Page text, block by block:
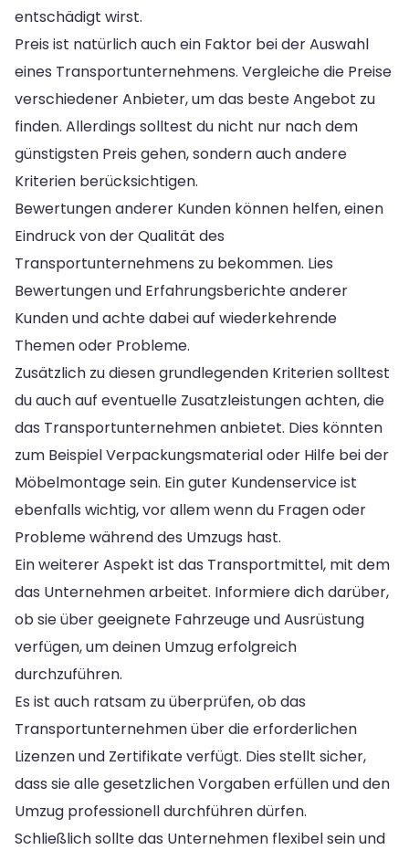
entschädigt wirst.
Preis ist natürlich auch ein Faktor bei der Auswahl
eines Transportunternehmens. Vergleiche die Preise
verschiedener Anbieter, um das beste Angebot zu
finden. Allerdings solltest du nicht nur nach dem
günstigsten Preis gehen, sondern auch andere
Kriterien berücksichtigen.
Bewertungen anderer Kunden können helfen, einen
Eindruck von der Qualität des
Transportunternehmens zu bekommen. Lies
Bewertungen und Erfahrungsberichte anderer
Kunden und achte dabei auf wiederkehrende
Themen oder Probleme.
Zusätzlich zu diesen grundlegenden Kriterien solltest
du auch auf eventuelle Zusatzleistungen achten, die
das Transportunternehmen anbietet. Dies könnten
zum Beispiel Verpackungsmaterial oder Hilfe bei der
Möbelmontage sein. Ein guter Kundenservice ist
ebenfalls wichtig, vor allem wenn du Fragen oder
Probleme während des Umzugs hast.
Ein weiterer Aspekt ist das Transportmittel, mit dem
das Unternehmen arbeitet. Informiere dich darüber,
ob sie über geeignete Fahrzeuge und Ausrüstung
verfügen, um deinen Umzug erfolgreich
durchzuführen.
Es ist auch ratsam zu überprüfen, ob das
Transportunternehmen über die erforderlichen
Lizenzen und Zertifikate verfügt. Dies stellt sicher,
dass sie alle gesetzlichen Vorgaben erfüllen und den
Umzug professionell durchführen dürfen.
Schließlich sollte das Unternehmen flexibel sein und